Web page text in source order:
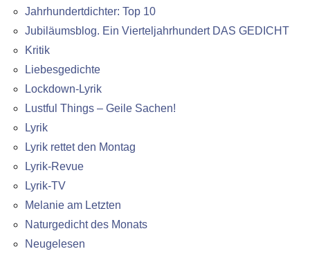
Jahrhundertdichter: Top 10
Jubiläumsblog. Ein Vierteljahrhundert DAS GEDICHT
Kritik
Liebesgedichte
Lockdown-Lyrik
Lustful Things – Geile Sachen!
Lyrik
Lyrik rettet den Montag
Lyrik-Revue
Lyrik-TV
Melanie am Letzten
Naturgedicht des Monats
Neugelesen